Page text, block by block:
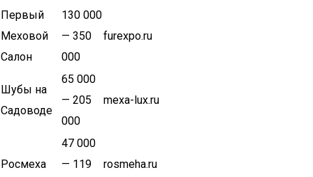
Первый
Меховой
Салон
130 000
— 350
000
furexpo.ru
Шубы на
Садоводе
65 000
— 205
000
mexa-lux.ru
Росмеха
47 000
— 119
rosmeha.ru